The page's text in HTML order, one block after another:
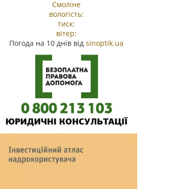
Смоліне
вологість:
тиск:
вітер:
Погода на 10 днів відsinoptik.ua